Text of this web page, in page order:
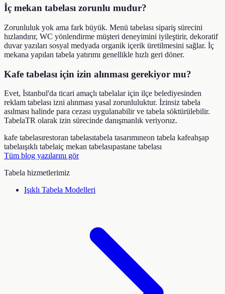
İç mekan tabelası zorunlu mudur?
Zorunluluk yok ama fark büyük. Menü tabelası sipariş sürecini
hızlandırır, WC yönlendirme müşteri deneyimini iyileştirir, dekoratif
duvar yazıları sosyal medyada organik içerik üretilmesini sağlar. İç
mekana yapılan tabela yatırımı genellikle hızlı geri döner.
Kafe tabelası için izin alınması gerekiyor mu?
Evet, İstanbul'da ticari amaçlı tabelalar için ilçe belediyesinden
reklam tabelası izni alınması yasal zorunluluktur. İzinsiz tabela
asılması halinde para cezası uygulanabilir ve tabela söktürülebilir.
TabelaTR olarak izin sürecinde danışmanlık veriyoruz.
kafe tabelasırestoran tabelasıtabela tasarımıneon tabela kafeahşap
tabelaışıklı tabelaiç mekan tabelasıpastane tabelası
Tüm blog yazılarını gör
Tabela hizmetlerimiz
Işıklı Tabela Modelleri